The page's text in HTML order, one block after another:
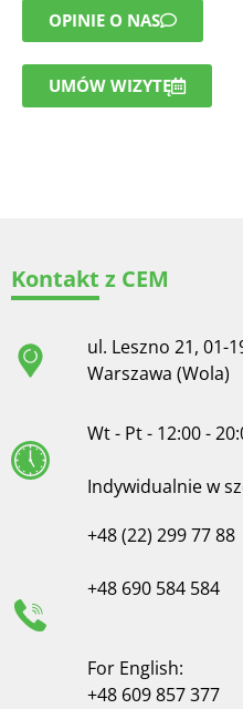
OPINIE O NAS
UMÓW WIZYTĘ
Kontakt z CEM
ul. Leszno 21, 01-
Warszawa (Wola)
Wt - Pt - 12:00 -
Indywidualnie w
+48 (22) 299 77 88
+48 690 584 584
For English:
+48 609 857 377